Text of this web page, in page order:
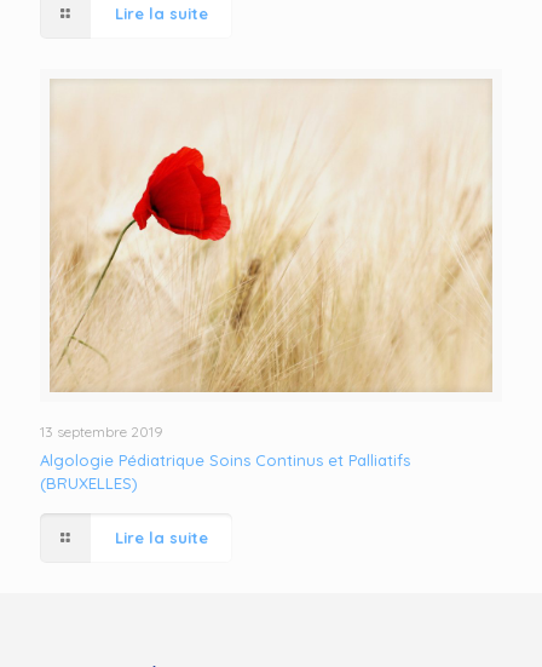
Lire la suite
13 septembre 2019
Algologie Pédiatrique Soins Continus et Palliatifs
(BRUXELLES)
Lire la suite